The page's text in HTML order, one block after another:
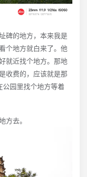
的地方，本来我是
个地方就白来了。他
就近找个地方。那地
收费的，应该就是那
园里找个地方等着
去。